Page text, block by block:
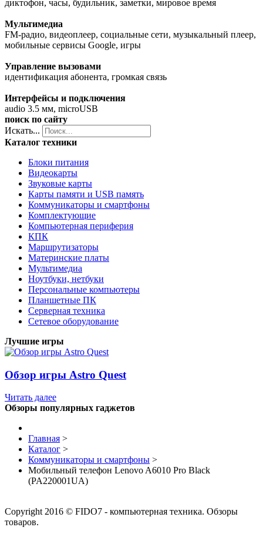
диктофон, часы, будильник, заметки, мировое время
Мультимедиа
FM-радио, видеоплеер, социальные сети, музыкальный плеер,
мобильные сервисы Google, игры
Управление вызовами
идентификация абонента, громкая связь
Интерфейсы и подключения
audio 3.5 мм, microUSB
поиск по сайту
Искать...
Каталог техники
Блоки питания
Видеокарты
Звуковые карты
Карты памяти и USB память
Коммуникаторы и смартфоны
Комплектующие
Компьютерная периферия
КПК
Маршрутизаторы
Материнские платы
Мультимедиа
Ноутбуки, нетбуки
Персональные компьютеры
Планшетные ПК
Серверная техника
Сетевое оборудование
Лучшие игры
Обзор игры Astro Quest
Читать далее
Обзоры популярных гаджетов
Главная >
Каталог >
Коммуникаторы и смартфоны >
Мобильный телефон Lenovo A6010 Pro Black
(PA220001UA)
Copyright 2016 © FIDO7 - компьютерная техника. Обзоры
товаров.